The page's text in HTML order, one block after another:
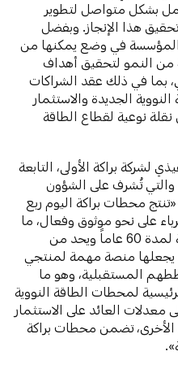
بشكل متواصل لتطوير
هذا الإنجاز. وبفضل
المؤسسة في وضع يمكنها من
من النمو لتحقيق أهداف
بما في ذلك عقد الشراكات
الجديدة والاستثمار
نوعية لقطاع الطاقة
لشركة براكة الأولى، التابعة
والتي تُشرف على الشؤون
محطات براكة اليوم ربع
على نحو موثوق وفعال، ما
يوفر إمدادات مستقرة من الطاقة لمدة 60 عاماً ويحد من
يجعلها منصة مهمة لمنتجي
المستقبلية، وهو ما
لمحطات الطاقة النووية
معدلات العائد على الاستثمار
تضمن محطات براكة